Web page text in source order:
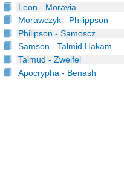
Leon - Moravia
Morawczyk - Philippson
Philipson - Samoscz
Samson - Talmid Hakam
Talmud - Zweifel
Apocrypha - Benash